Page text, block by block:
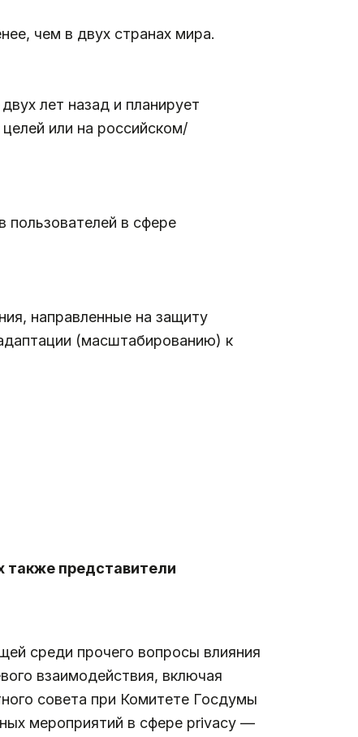
чем в двух странах мира.
лет назад и планирует
или на российском/
пользователей в сфере
направленные на защиту
(масштабированию) к
также представители
среди прочего вопросы влияния
взаимодействия, включая
совета при Комитете Госдумы
мероприятий в сфере privacy —